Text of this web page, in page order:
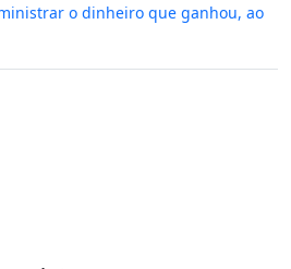
o dinheiro que ganhou, ao